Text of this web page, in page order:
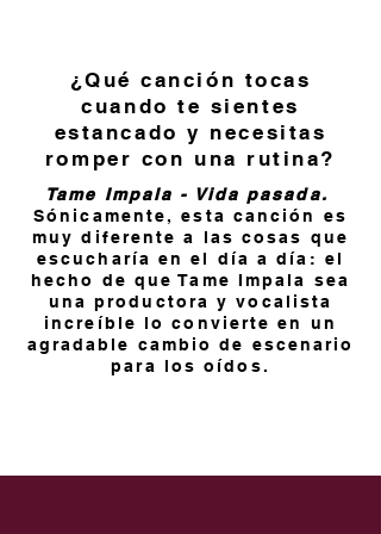
¿Qué canción tocas
cuando te sientes
estancado y necesitas
romper con una rutina?
Tame Impala - Vida pasada.
Sónicamente, esta canción es
muy diferente a las cosas que
escucharía en el día a día: el
hecho de que Tame Impala sea
una productora y vocalista
increíble lo convierte en un
agradable cambio de escenario
para los oídos.